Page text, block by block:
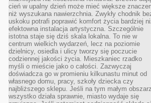
cień w upalny dzień może mieć większe
niż wyszukana nawierzchnia. Zwykły chodnik
uskoku potrafi poprawić komfort życia bardziej
efektowna instalacja artystyczna. Szczególnie
istotna staje się dziś skala lokalna. To nie w
centrum wielkich wydarzeń, lecz na poziomie
dzielnicy, osiedla i ulicy tworzy się poczucie
codziennej jakości życia. Mieszkaniec rzadko
myśli o mieście jako o całości. Zazwyczaj
doświadcza go w promieniu kilkunastu minut od
własnego domu, pracy, szkoły dziecka czy
najbliższego sklepu. Jeśli na tym małym
wszystko działa sprawnie, miasto wydaje się